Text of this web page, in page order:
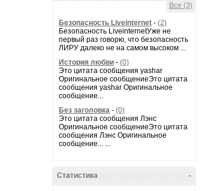
Все (3)
Безопасность Liveinternet - (2)
Безопасность LiveinternetУже не
первый раз говорю, что безопасность
ЛИРУ далеко не на самом высоком ...
История любви - (0)
Это цитата сообщения yashar
Оригинальное сообщениеЭто цитата
сообщения yashar Оригинальное
сообщение...
Без заголовка - (0)
Это цитата сообщения Лэнс
Оригинальное сообщениеЭто цитата
сообщения Лэнс Оригинальное
сообщение... ...
-
Статистика